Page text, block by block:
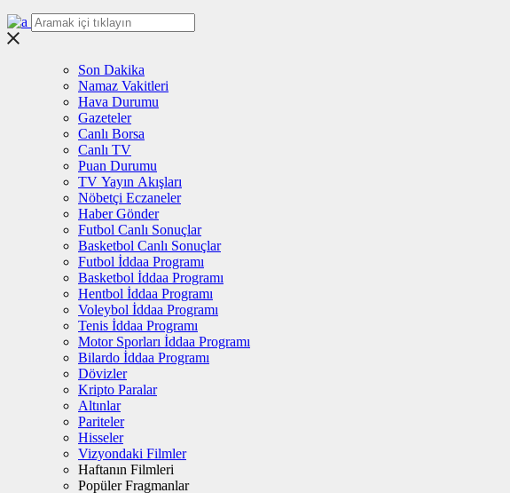
Son Dakika
Namaz Vakitleri
Hava Durumu
Gazeteler
Canlı Borsa
Canlı TV
Puan Durumu
TV Yayın Akışları
Nöbetçi Eczaneler
Haber Gönder
Futbol Canlı Sonuçlar
Basketbol Canlı Sonuçlar
Futbol İddaa Programı
Basketbol İddaa Programı
Hentbol İddaa Programı
Voleybol İddaa Programı
Tenis İddaa Programı
Motor Sporları İddaa Programı
Bilardo İddaa Programı
Dövizler
Kripto Paralar
Altınlar
Pariteler
Hisseler
Vizyondaki Filmler
Haftanın Filmleri
Popüler Fragmanlar